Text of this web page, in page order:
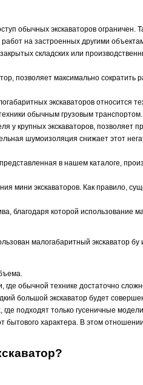
обычных экскаваторов ограничен.
на застроенных другими
складских или
позволяет максимально сократить
экскаваторов относится
обычным грузовым транспортом.
у крупных экскаваторов, позволяет
шумоизоляция снижает этот
в нашем каталоге,
мини экскаваторов. Как правило,
благодаря которой использование
малогабаритный экскаватор
где обычной технике достаточно
большой экскаватор будет
подходят только гусеничные
бытового характера. В этом